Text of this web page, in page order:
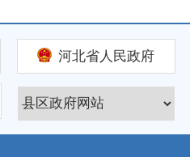
河北省人民政府